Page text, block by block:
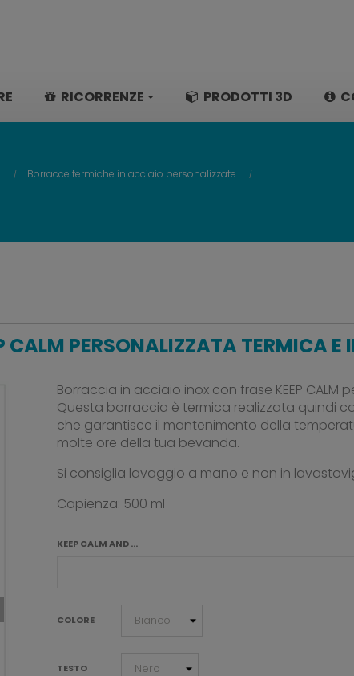
RICORRENZE PRODOTTI 3D
Borracce termiche in acciaio personalizzate
PERSONALIZZATA TERMICA E
Borraccia in acciaio inox con frase KEEP CALM
Questa borraccia è termica realizzata quindi
che garantisce il mantenimento della
molte ore della tua bevanda.
Si consiglia lavaggio a mano e non in
Capienza: 500 ml
KEEP CALM AND ...
COLORE
TESTO